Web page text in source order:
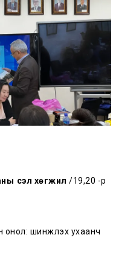
үүсэл хөгжил /19,20 -р
онол: шинжлэх ухаанч